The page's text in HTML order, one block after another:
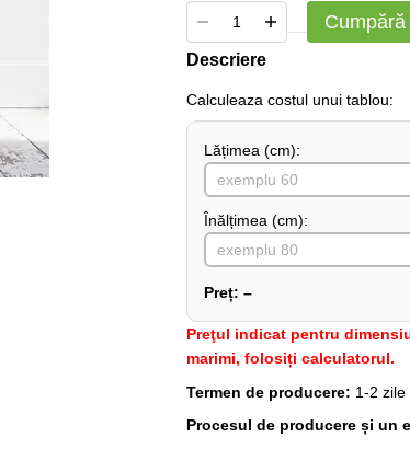
Descriere
Сalculeaza costul unui tablou:
Lățimea (сm):
Înălțimea (cm):
Preț: –
Preţul indicat pentru
marimi, folosiți calculatorul.
Termen de producere: 1-2
Procesul de producere și un